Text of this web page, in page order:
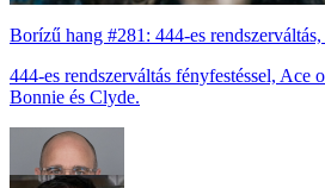
Borízű hang #281: 444-es
444-es rendszerváltás fényfestéssel,
Bonnie és Clyde.